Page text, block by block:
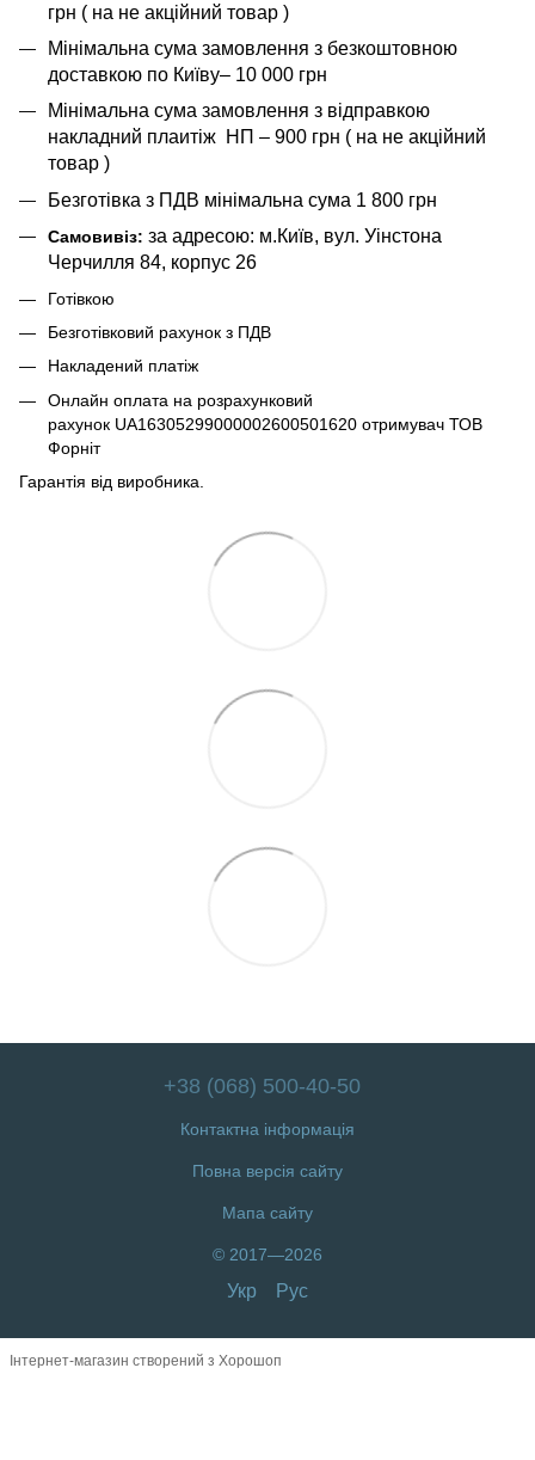
грн ( на не акційний товар )
Мінімальна сума замовлення з безкоштовною
доставкою по Київу– 10 000 грн
Мінімальна сума замовлення з відправкою
накладний плаитіж НП – 900 грн ( на не акційний
товар )
Безготівка з ПДВ мінімальна сума 1 800 грн
Самовивіз: за адресою: м.Київ, вул. Уінстона
Черчилля 84, корпус 26
Готівкою
Безготівковий рахунок з ПДВ
Накладений платіж
Онлайн оплата на розрахунковий
рахунок UA16305299000002600501620 отримувач ТОВ
Форніт
Гарантія від виробника.
+38 (068) 500-40-50
Контактна інформація
Повна версія сайту
Мапа сайту
© 2017—2026
Укр Рус
Інтернет-магазин створений з Хорошоп